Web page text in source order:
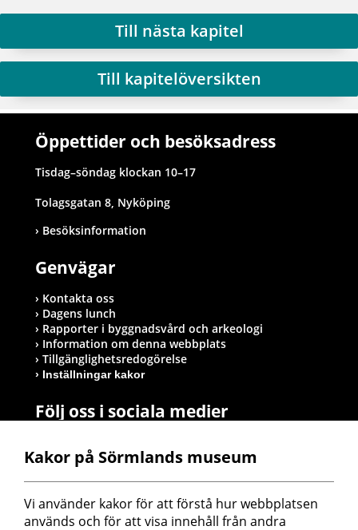
Till nästa kapitel
Till kapitelöversikten
Öppettider och besöksadress
Tisdag–söndag klockan 10–17
Tolagsgatan 8, Nyköping
Besöksinformation
Genvägar
Kontakta oss
Dagens lunch
Rapporter i byggnadsvård och arkeologi
Information om denna webbplats
Tillgänglighetsredogörelse
Inställningar kakor
Följ oss i sociala medier
Postadress
Sörmlands museum
Box 314
Kakor på Sörmlands museum
Vi använder kakor för att förstå hur webbplatsen
används och för att visa innehåll från andra